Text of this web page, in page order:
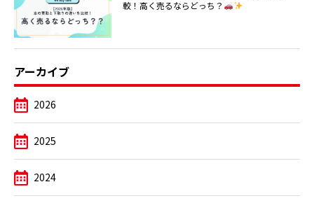
較！高く売るならどっち？
アーカイブ
2026
2025
2024